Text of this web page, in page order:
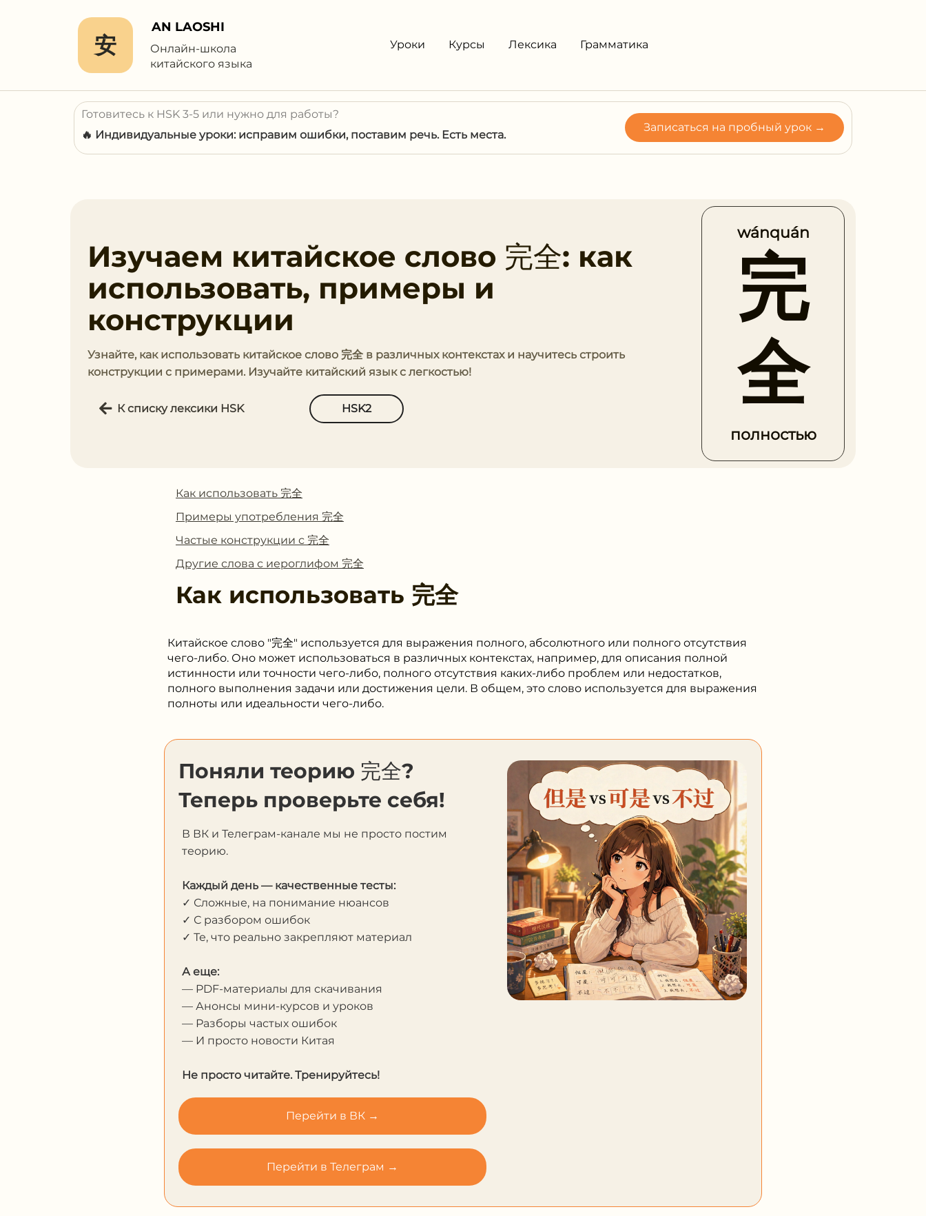
安
AN LAOSHI
Онлайн-школа
китайского языка
Уроки Курсы Лексика Грамматика
Готовитесь к HSK 3-5 или нужно для работы?
🔥 Индивидуальные уроки: исправим ошибки, поставим речь. Есть места.
Записаться на пробный урок →
Изучаем китайское слово 完全: как
использовать, примеры и
конструкции
Узнайте, как использовать китайское слово 完全 в различных контекстах и научитесь строить
конструкции с примерами. Изучайте китайский язык с легкостью!
К списку лексики HSK HSK2
wánquán
完
全
полностью
Как использовать 完全
Примеры употребления 完全
Частые конструкции с 完全
Другие слова с иероглифом 完全
Как использовать 完全
Китайское слово "完全" используется для выражения полного, абсолютного или полного отсутствия
чего-либо. Оно может использоваться в различных контекстах, например, для описания полной
истинности или точности чего-либо, полного отсутствия каких-либо проблем или недостатков,
полного выполнения задачи или достижения цели. В общем, это слово используется для выражения
полноты или идеальности чего-либо.
Поняли теорию 完全?
Теперь проверьте себя!
В ВК и Телеграм-канале мы не просто постим
теорию.
Каждый день — качественные тесты:
✓ Сложные, на понимание нюансов
✓ С разбором ошибок
✓ Те, что реально закрепляют материал
А еще:
— PDF-материалы для скачивания
— Анонсы мини-курсов и уроков
— Разборы частых ошибок
— И просто новости Китая
Не просто читайте. Тренируйтесь!
Перейти в ВК →
Перейти в Телеграм →